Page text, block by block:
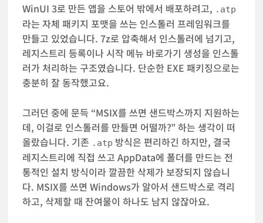
WinUI 3로 만든 앱을 스토어 밖에서 배포하려고, .atp
라는 자체 패키지 포맷을 쓰는 인스톨러 프레임워크를
만들고 있었습니다. 7z로 압축해서 인스톨러에 넘기고,
레지스트리 등록이나 시작 메뉴 바로가기 생성을 인스톨
러가 처리하는 구조였습니다. 단순한 EXE 패키징으로는
충분히 잘 동작했고요.
그러던 중에 문득 “MSIX를 쓰면 샌드박스까지 지원하는
데, 이걸로 인스톨러를 만들면 어떨까?” 하는 생각이 떠
올랐습니다. 기존 .atp 방식은 편리하긴 하지만, 결국
레지스트리에 직접 쓰고 AppData에 폴더를 만드는 전
통적인 설치 방식이라 깔끔한 삭제가 보장되지 않습니
다. MSIX를 쓰면 Windows가 알아서 샌드박스로 격리
하고, 삭제할 때 잔여물이 하나도 남지 않잖아요.